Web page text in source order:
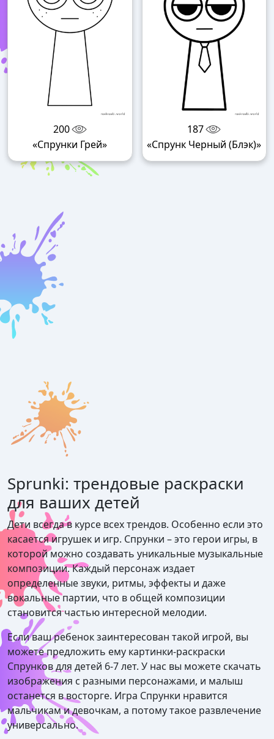
200
«Спрунки Грей»
187
«Спрунк Черный (Блэк)»
Sprunki: трендовые раскраски
для ваших детей
Дети всегда в курсе всех трендов. Особенно если это
касается игрушек и игр. Спрунки – это герои игры, в
которой можно создавать уникальные музыкальные
композиции. Каждый персонаж издает
определенные звуки, ритмы, эффекты и даже
вокальные партии, что в общей композиции
становится частью интересной мелодии.
Если ваш ребенок заинтересован такой игрой, вы
можете предложить ему картинки-раскраски
Спрунков для детей 6-7 лет. У нас вы можете скачать
изображения с разными персонажами, и малыш
останется в восторге. Игра Спрунки нравится
мальчикам и девочкам, а потому такое развлечение
универсально.